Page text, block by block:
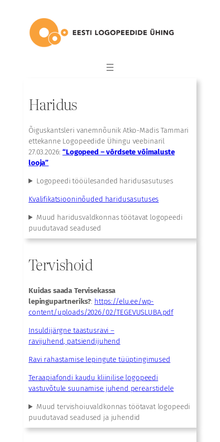
Haridus
Õiguskantsleri vanemnõunik Atko-Madis Tammari
ettekanne Logopeedide Ühingu veebinaril
27.03.2026:“Logopeed – võrdsete võimaluste
looja”
Logopeedi tööülesanded haridusasutuses
Kvalifikatsiooninõuded haridusasutuses
Muud haridusvaldkonnas töötavat logopeedi
puudutavad seadused
Tervishoid
Kuidas saada Tervisekassa
lepingupartneriks?: https://elu.ee/wp-
content/uploads/2026/02/TEGEVUSLUBA.pdf
Insuldijärgne taastusravi –
ravijuhend, patsiendijuhend
Ravi rahastamise lepingute tüüptingimused
Teraapiafondi kaudu kliinilise logopeedi
vastuvõtule suunamise juhend perearstidele
Muud tervishoiuvaldkonnas töötavat logopeedi
puudutavad seadused ja juhendid